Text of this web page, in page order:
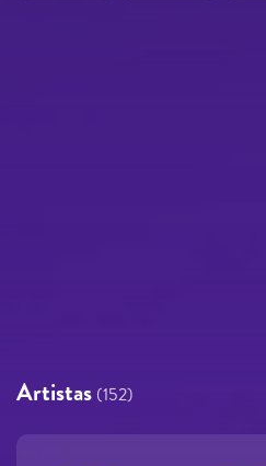
Artistas (152)